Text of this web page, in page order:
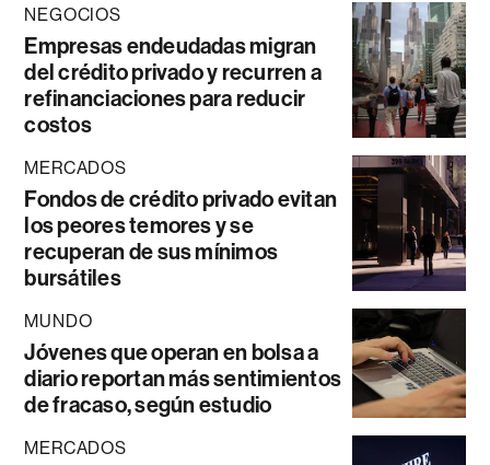
NEGOCIOS
Empresas endeudadas migran
del crédito privado y recurren a
refinanciaciones para reducir
costos
MERCADOS
Fondos de crédito privado evitan
los peores temores y se
recuperan de sus mínimos
bursátiles
MUNDO
Jóvenes que operan en bolsa a
diario reportan más sentimientos
de fracaso, según estudio
MERCADOS